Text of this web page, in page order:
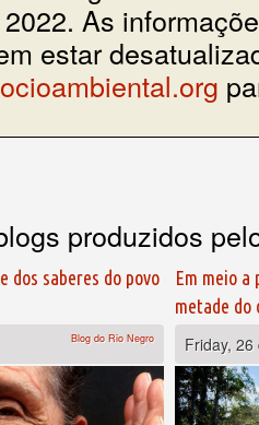
As
estar
produzidos
dos saberes do povo
Blog do Rio Negro
Em meio a
metade do
Friday,